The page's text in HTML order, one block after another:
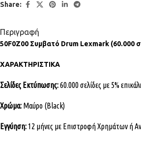
Share:
Περιγραφή
50F0Z00 Συμβατό Drum Lexmark (60.000
ΧΑΡΑΚΤΗΡΙΣΤΙΚΑ
Σελίδες Εκτύπωσης:60.000 σελίδες με 5%
Χρώμα: Μαύρο (Black)
Εγγύηση: 12 μήνες με Επιστροφή Χρημάτων ή